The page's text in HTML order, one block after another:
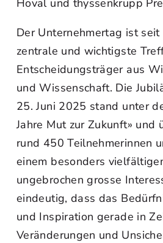
Hoval und thyssenkrupp
Der Unternehmertag ist
zentrale und wichtigste
Entscheidungsträger aus
und Wissenschaft. Die
25. Juni 2025 stand unter
Jahre Mut zur Zukunft» und
rund 450 Teilnehmerinnen
einem besonders
ungebrochen grosse
eindeutig, dass das
und Inspiration gerade in
Veränderungen und